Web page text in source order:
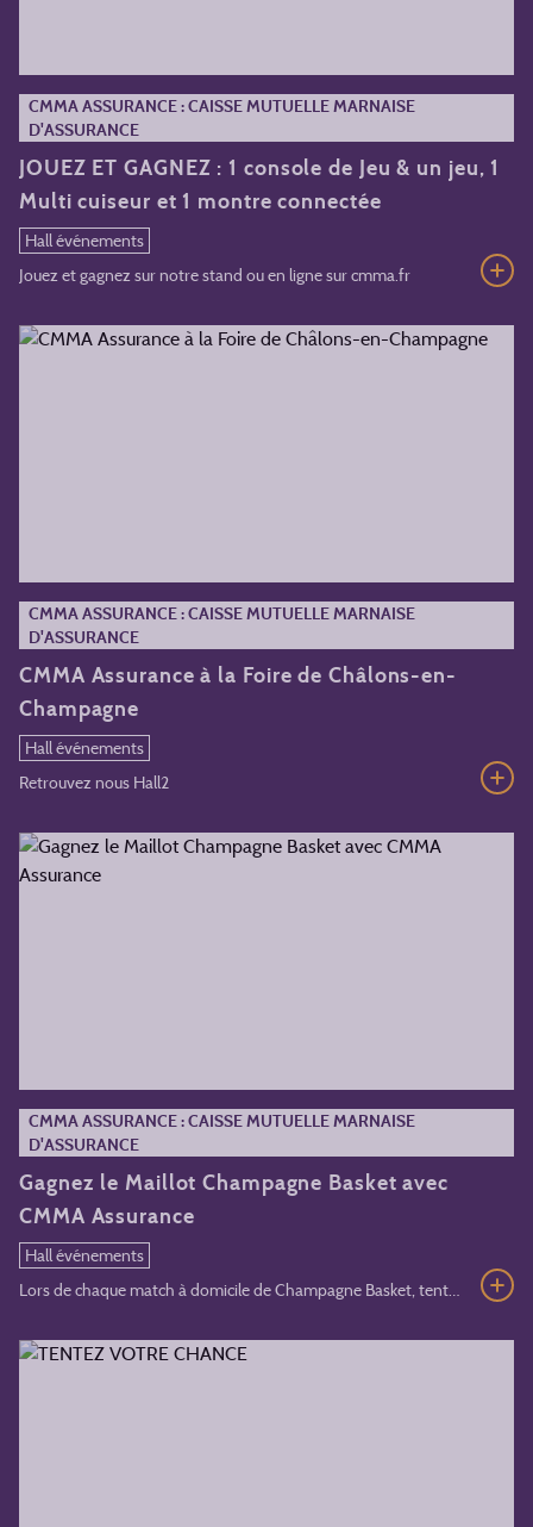
CMMA ASSURANCE : CAISSE MUTUELLE MARNAISE
D'ASSURANCE
JOUEZ ET GAGNEZ : 1 console de Jeu & un jeu, 1
Multi cuiseur et 1 montre connectée
Hall événements
Jouez et gagnez sur notre stand ou en ligne sur cmma.fr
CMMA ASSURANCE : CAISSE MUTUELLE MARNAISE
D'ASSURANCE
CMMA Assurance à la Foire de Châlons-en-
Champagne
Hall événements
Retrouvez nous Hall2
CMMA ASSURANCE : CAISSE MUTUELLE MARNAISE
D'ASSURANCE
Gagnez le Maillot Champagne Basket avec
CMMA Assurance
Hall événements
Lors de chaque match à domicile de Champagne Basket, tentez de gagner un maillot du club avec CMMA Assurance